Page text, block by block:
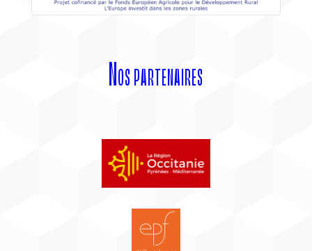
Nos partenaires